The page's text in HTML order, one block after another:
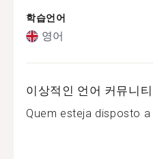
학습언어
영어
이상적인 언어 커뮤니
Quem esteja disposto a